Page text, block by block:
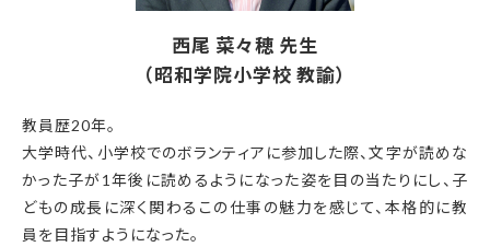
西尾 菜々穂 先生
（昭和学院小学校 教諭）
教員歴20年。
大学時代、小学校でのボランティアに参加した際、文字が読めな
かった子が1年後に読めるようになった姿を目の当たりにし、子
どもの成長に深く関わるこの仕事の魅力を感じて、本格的に教
員を目指すようになった。